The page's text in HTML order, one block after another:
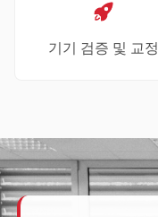
기기 검증 및 교정